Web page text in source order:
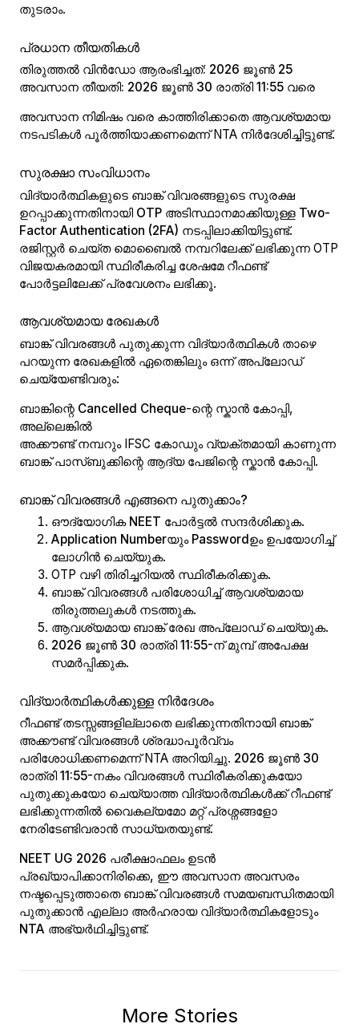
തുടരാം.
പ്രധാന തീയതികൾ
തിരുത്തൽ വിൻഡോ ആരംഭിച്ചത്: 2026 ജൂൺ 25
അവസാന തീയതി: 2026 ജൂൺ 30 രാത്രി 11:55 വരെ
അവസാന നിമിഷം വരെ കാത്തിരിക്കാതെ ആവശ്യമായ
നടപടികൾ പൂർത്തിയാക്കണമെന്ന് NTA നിർദേശിച്ചിട്ടുണ്ട്.
സുരക്ഷാ സംവിധാനം
വിദ്യാർത്ഥികളുടെ ബാങ്ക് വിവരങ്ങളുടെ സുരക്ഷ
ഉറപ്പാക്കുന്നതിനായി OTP അടിസ്ഥാനമാക്കിയുള്ള Two-
Factor Authentication (2FA) നടപ്പിലാക്കിയിട്ടുണ്ട്.
രജിസ്റ്റർ ചെയ്ത മൊബൈൽ നമ്പറിലേക്ക് ലഭിക്കുന്ന OTP
വിജയകരമായി സ്ഥിരീകരിച്ച ശേഷമേ റീഫണ്ട്
പോർട്ടലിലേക്ക് പ്രവേശനം ലഭിക്കൂ.
ആവശ്യമായ രേഖകൾ
ബാങ്ക് വിവരങ്ങൾ പുതുക്കുന്ന വിദ്യാർത്ഥികൾ താഴെ
പറയുന്ന രേഖകളിൽ ഏതെങ്കിലും ഒന്ന് അപ്‌ലോഡ്
ചെയ്യേണ്ടിവരും:
ബാങ്കിന്റെ Cancelled Cheque-ന്റെ സ്കാൻ കോപ്പി,
അല്ലെങ്കിൽ
അക്കൗണ്ട് നമ്പറും IFSC കോഡും വ്യക്തമായി കാണുന്ന
ബാങ്ക് പാസ്‌ബുക്കിന്റെ ആദ്യ പേജിന്റെ സ്കാൻ കോപ്പി.
ബാങ്ക് വിവരങ്ങൾ എങ്ങനെ പുതുക്കാം?
ഔദ്യോഗിക NEET പോർട്ടൽ സന്ദർശിക്കുക.
Application Numberയും Passwordഉം ഉപയോഗിച്ച്
ലോഗിൻ ചെയ്യുക.
OTP വഴി തിരിച്ചറിയൽ സ്ഥിരീകരിക്കുക.
ബാങ്ക് വിവരങ്ങൾ പരിശോധിച്ച് ആവശ്യമായ
തിരുത്തലുകൾ നടത്തുക.
ആവശ്യമായ ബാങ്ക് രേഖ അപ്‌ലോഡ് ചെയ്യുക.
2026 ജൂൺ 30 രാത്രി 11:55-ന് മുമ്പ്അപേക്ഷ
സമർപ്പിക്കുക.
വിദ്യാർത്ഥികൾക്കുള്ള നിർദേശം
റീഫണ്ട് തടസ്സങ്ങളില്ലാതെ ലഭിക്കുന്നതിനായി ബാങ്ക്
അക്കൗണ്ട് വിവരങ്ങൾ ശ്രദ്ധാപൂർവ്വം
പരിശോധിക്കണമെന്ന് NTA അറിയിച്ചു. 2026 ജൂൺ 30
രാത്രി 11:55-നകംവിവരങ്ങൾ സ്ഥിരീകരിക്കുകയോ
പുതുക്കുകയോ ചെയ്യാത്ത വിദ്യാർത്ഥികൾക്ക് റീഫണ്ട്
ലഭിക്കുന്നതിൽ വൈകല്യമോ മറ്റ് പ്രശ്നങ്ങളോ
നേരിടേണ്ടിവരാൻ സാധ്യതയുണ്ട്.
NEET UG 2026 പരീക്ഷാഫലം ഉടൻ
പ്രഖ്യാപിക്കാനിരിക്കെ, ഈ അവസാന അവസരം
നഷ്ടപ്പെടുത്താതെ ബാങ്ക് വിവരങ്ങൾ സമയബന്ധിതമായി
പുതുക്കാൻ എല്ലാ അർഹരായ വിദ്യാർത്ഥികളോടും
NTA അഭ്യർഥിച്ചിട്ടുണ്ട്.
More Stories